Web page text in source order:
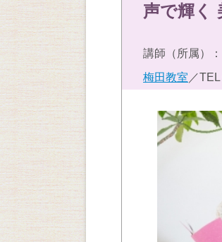
声で輝く
講師（所属）：
梅田教室 ／TEL